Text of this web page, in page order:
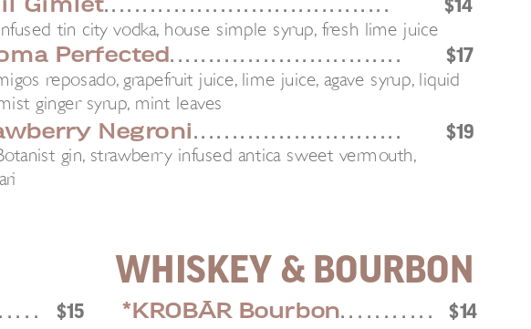
Gimlet. . . . . . . . . . . . . . . . . . . . . . . . . . . . . . . . . . . . . $14
tin city vodka, house simple syrup, fresh lime juice
Perfected . . . . . . . . . . . . . . . . . . . . . . . . . . . . . .
$17
reposado, grapefruit juice, lime juice, agave syrup, liquid
ginger syrup, mint leaves
Negroni. . . . . . . . . . . . . . . . . . . . . . . . . . .
$19
gin, strawberry infused antica sweet vermouth,
. . . . $15
WHISKEY & BOURBON
*KROBĀR Bourbon. . . . . . . . . . . $14